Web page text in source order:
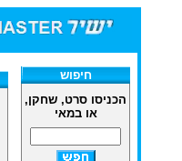
חיפוש
הכניסו סרט, שחקן,
או במאי